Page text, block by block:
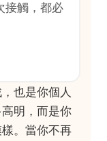
接觸，都必
也是你個人
明，而是你
。當你不再